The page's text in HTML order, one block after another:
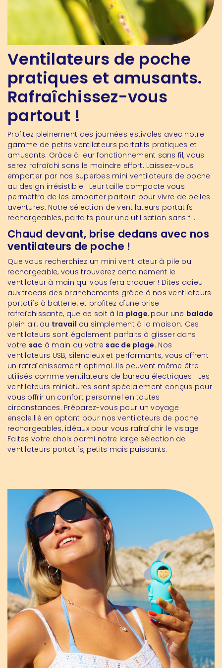
Ventilateurs de poche
pratiques et amusants.
Rafraîchissez-vous
partout !
Profitez pleinement des journées estivales avec notre
gamme de petits ventilateurs portatifs pratiques et
amusants. Grâce à leur fonctionnement sans fil, vous
serez rafraîchi sans le moindre effort. Laissez-vous
emporter par nos superbes mini ventilateurs de poche
au design irrésistible ! Leur taille compacte vous
permettra de les emporter partout pour vivre de belles
aventures. Notre sélection de ventilateurs portatifs
rechargeables, parfaits pour une utilisation sans fil.
Chaud devant, brise dedans avec nos
ventilateurs de poche !
Que vous recherchiez un mini ventilateur à pile ou
rechargeable, vous trouverez certainement le
ventilateur à main qui vous fera craquer ! Dites adieu
aux tracas des branchements grâce à nos ventilateurs
portatifs à batterie, et profitez d'une brise
rafraîchissante, que ce soit à la plage, pour une balade
plein air, au travail ou simplement à la maison. Ces
ventilateurs sont également parfaits à glisser dans
votre sac à main ou votre sac de plage. Nos
ventilateurs USB, silencieux et performants, vous offrent
un rafraîchissement optimal. Ils peuvent même être
utilisés comme ventilateurs de bureau électriques ! Les
ventilateurs miniatures sont spécialement conçus pour
vous offrir un confort personnel en toutes
circonstances. Préparez-vous pour un voyage
ensoleillé en optant pour nos ventilateurs de poche
rechargeables, idéaux pour vous rafraîchir le visage.
Faites votre choix parmi notre large sélection de
ventilateurs portatifs, petits mais puissants.